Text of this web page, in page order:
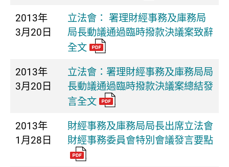
2013年
3月20日
立法會： 署理財經事務及庫務局
局長動議通過臨時撥款決議案致辭
全文
2013年
3月20日
立法會：署理財經事務及庫務局局
長動議通過臨時撥款決議案總結發
言全文
2013年
1月28日
財經事務及庫務局局長出席立法會
財經事務委員會特別會議發言要點